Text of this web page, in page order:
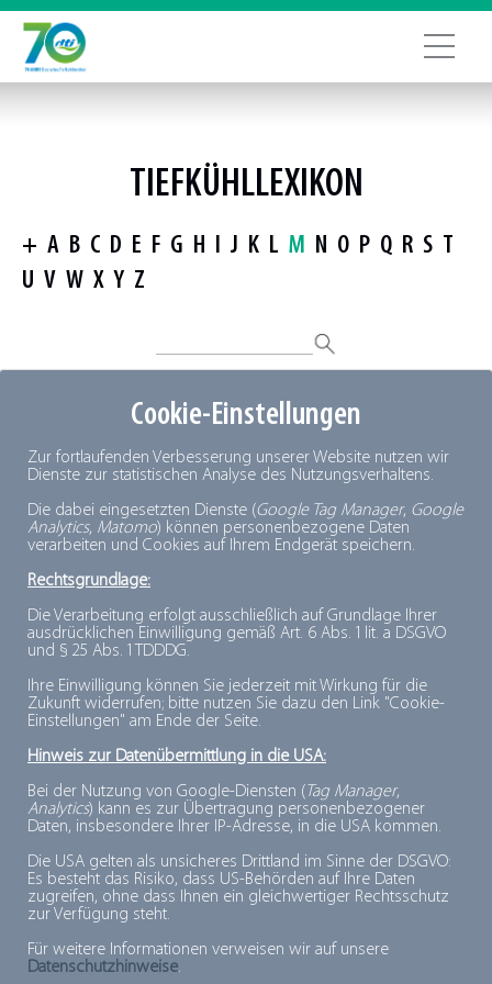
Cookie-Einstellungen
Zur fortlaufenden Verbesserung unserer Website nutzen wir
Dienste zur statistischen Analyse des Nutzungsverhaltens.
Die dabei eingesetzten Dienste (Google Tag Manager, Google
Analytics, Matomo) können personenbezogene Daten
verarbeiten und Cookies auf Ihrem Endgerät speichern.
Rechtsgrundlage:
Die Verarbeitung erfolgt ausschließlich auf Grundlage Ihrer
ausdrücklichen Einwilligung gemäß Art. 6 Abs. 1 lit. a DSGVO
und § 25 Abs. 1 TDDDG.
Ihre Einwilligung können Sie jederzeit mit Wirkung für die
Zukunft widerrufen; bitte nutzen Sie dazu den Link "Cookie-
Einstellungen" am Ende der Seite.
Hinweis zur Datenübermittlung in die USA:
Bei der Nutzung von Google-Diensten (Tag Manager,
Analytics) kann es zur Übertragung personenbezogener
Daten, insbesondere Ihrer IP-Adresse, in die USA kommen.
Die USA gelten als unsicheres Drittland im Sinne der DSGVO:
Es besteht das Risiko, dass US-Behörden auf Ihre Daten
zugreifen, ohne dass Ihnen ein gleichwertiger Rechtsschutz
zur Verfügung steht.
Für weitere Informationen verweisen wir auf unsere
Datenschutzhinweise.
TIEFKÜHLLEXIKON
+ A B C D E F G H I J K L M N O P Q R S T
U V W X Y Z
Mikroorganismen
Beschreibung:
Schimmelpilze. Durch Wachstum und
Vermehrung können bestimmte Arten von
Mikroorganismen Lebensmittel verderben.
Mikroorganismen brauchen zur
Nahrungsaufnahme und damit zum Wachstum
sowie zur Vermehrung Nährstoffe, die sie über
die Gewebeflüssigkeit der Lebensmittel
TiefgefriereninEiskristalleumgewandelt wird,
fehlt den Keimen der Nährboden. Die Folge:
Gefrierlagerung inaktiviert.